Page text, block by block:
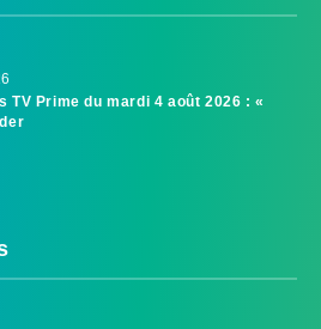
TV Prime du mardi 4 août 2026 : «